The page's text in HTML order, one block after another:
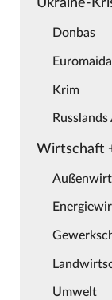
Ukraine-
Donbas
Krim
Wirtschaft
Umwelt